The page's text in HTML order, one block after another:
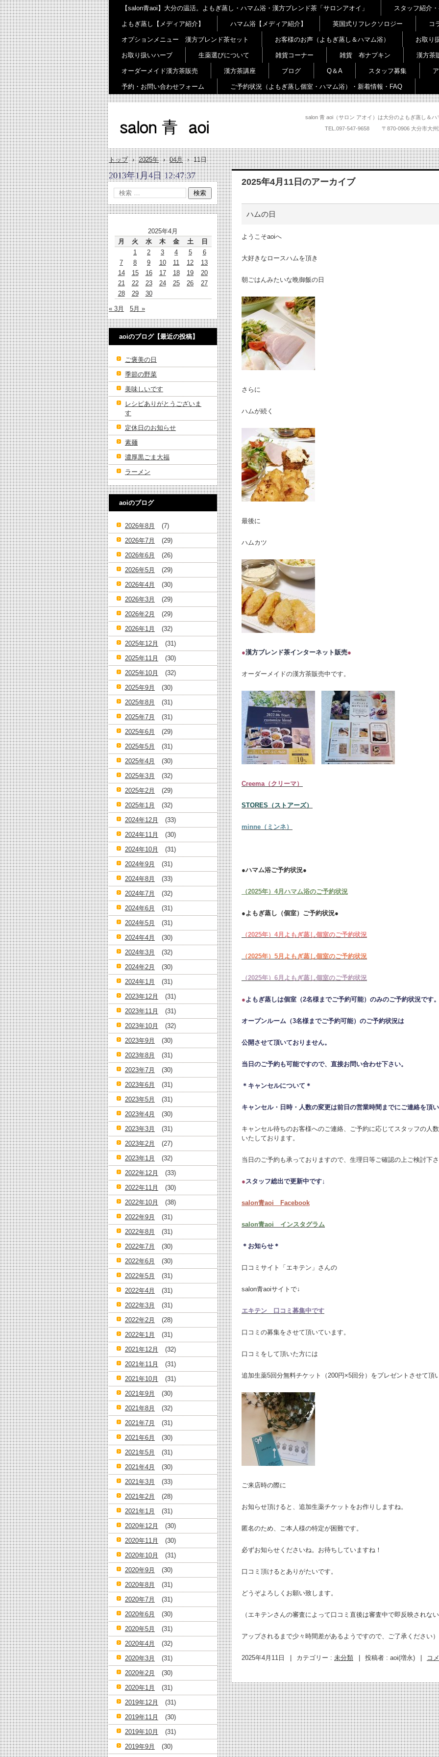
salon 青 aoi（サロン アオイ）は大分のよもぎ蒸し＆
TEL. 097-547-9658 〒870-0906 大分
【salon青aoi】大分の温活。よもぎ蒸し・ハマム浴・漢方ブレンド茶「サロンアオイ」 スタッフ紹介
よもぎ蒸し【メディア紹介】 ハマム浴【メディア紹介】 英国式リフレクソロジー コ
オプションメニュー 漢方ブレンド茶セット お客様のお声（よもぎ蒸し＆ハマム浴） お取り
お取り扱いハーブ 生薬選びについて 雑貨コーナー 雑貨 布ナプキン 漢方茶
オーダーメイド漢方茶販売 漢方茶講座 ブログ Q＆A スタッフ募集
予約・お問い合わせフォーム ご予約状況（よもぎ蒸し個室・ハマム浴）・新着情報・FAQ
トップ › 2025年 › 04月 › 11日
2025年4月11日 のアーカイブ
ハムの日
ようこそaoiへ
大好きなロースハムを頂き
朝ごはんみたいな晩御飯の日
さらに
ハムが続く
最後に
ハムカツ
●漢方ブレンド茶インターネット販売●
オーダーメイドの漢方茶販売中です。
Creema（クリーマ）
STORES（ストアーズ）
minne（ミンネ）
●ハマム浴ご予約状況●
（2025年）4月ハマム浴のご予約状況
●よもぎ蒸し（個室）ご予約状況●
（2025年）4月よもぎ蒸し個室のご予約状況
（2025年）5月よもぎ蒸し個室のご予約状況
（2025年）6月よもぎ蒸し個室のご予約状況
●よもぎ蒸しは個室（2名様までご予約可能）のみのご予約状況です
オープンルーム（3名様までご予約可能）のご予約状況は
公開させて頂いておりません。
当日のご予約も可能ですので、直接お問い合わせ下さい。
＊キャンセルについて＊
キャンセル・日時・人数の変更は前日の営業時間までにご連絡を頂
キャンセル待ちのお客様へのご連絡、ご予約に応じてスタッフの人
いたしております。
当日のご予約も承っておりますので、生理日等ご確認の上ご検討下
●スタッフ総出で更新中です↓
salon青aoi Facebook
salon青aoi インスタグラム
＊お知らせ＊
口コミサイト「エキテン」さんの
salon青aoiサイトで↓
エキテン 口コミ募集中です
口コミの募集をさせて頂いています。
口コミをして頂いた方には
追加生薬5回分無料チケット（200円×5回分）をプレゼントさせて頂
ご来店時の際に
お知らせ頂けると、追加生薬チケットをお作りしますね。
匿名のため、ご本人様の特定が困難です。
必ずお知らせくださいね。お待ちしていますね！
口コミ頂けるとありがたいです。
どうぞよろしくお願い致します。
（エキテンさんの審査によって口コミ直後は審査中で即反映されな
アップされるまで少々時間差があるようですので、ご了承ください）
2025年4月11日 カテゴリー : 未分類 投稿者 : aoi(増永) コ
2013年1月4日 12:47:37
2025年4月
月
火 水 木 金 土
日
1
2 3 4 5
6
7
8 9 10 11 12
13
14
15 16 17 18 19
20
21
22 23 24 25 26
27
28
29 30
« 3月 5月 »
aoiのブログ【最近の投稿】
ご褒美の日
季節の野菜
美味しいです
レシピありがとうございま
す
定休日のお知らせ
素麺
濃厚黒ごま大福
ラーメン
aoiのブログ
2026年8月
(7)
2026年7月
(29)
2026年6月
(26)
2026年5月
(29)
2026年4月
(30)
2026年3月
(29)
2026年2月
(29)
2026年1月
(32)
2025年12月
(31)
2025年11月
(30)
2025年10月
(32)
2025年9月
(30)
2025年8月
(31)
2025年7月
(31)
2025年6月
(29)
2025年5月
(31)
2025年4月
(30)
2025年3月
(32)
2025年2月
(29)
2025年1月
(32)
2024年12月
(33)
2024年11月
(30)
2024年10月
(31)
2024年9月
(31)
2024年8月
(33)
2024年7月
(32)
2024年6月
(31)
2024年5月
(31)
2024年4月
(30)
2024年3月
(32)
2024年2月
(30)
2024年1月
(31)
2023年12月
(31)
2023年11月
(31)
2023年10月
(32)
2023年9月
(30)
2023年8月
(31)
2023年7月
(30)
2023年6月
(31)
2023年5月
(31)
2023年4月
(30)
2023年3月
(31)
2023年2月
(27)
2023年1月
(32)
2022年12月
(33)
2022年11月
(30)
2022年10月
(38)
2022年9月
(31)
2022年8月
(31)
2022年7月
(30)
2022年6月
(30)
2022年5月
(31)
2022年4月
(31)
2022年3月
(31)
2022年2月
(28)
2022年1月
(31)
2021年12月
(32)
2021年11月
(31)
2021年10月
(31)
2021年9月
(30)
2021年8月
(32)
2021年7月
(31)
2021年6月
(30)
2021年5月
(31)
2021年4月
(30)
2021年3月
(33)
2021年2月
(28)
2021年1月
(31)
2020年12月
(30)
2020年11月
(30)
2020年10月
(31)
2020年9月
(30)
2020年8月
(31)
2020年7月
(31)
2020年6月
(30)
2020年5月
(31)
2020年4月
(32)
2020年3月
(31)
2020年2月
(30)
2020年1月
(31)
2019年12月
(31)
2019年11月
(30)
2019年10月
(31)
2019年9月
(30)